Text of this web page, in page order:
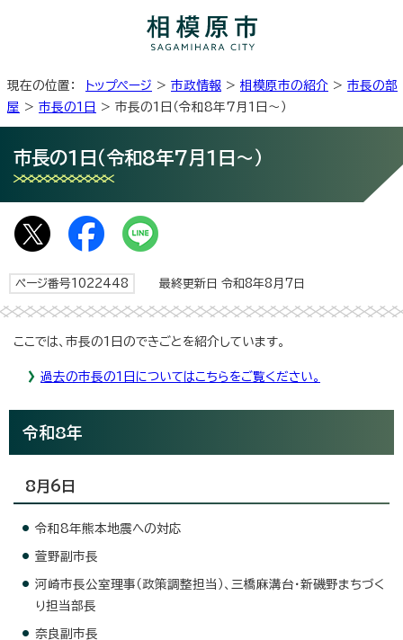
現在の位置： トップページ > 市政情報 > 相模原市の紹介 > 市長の部
屋 > 市長の1日 > 市長の1日（令和8年7月1日～）
市長の1日（令和8年7月1日～）
ページ番号1022448 最終更新日 令和8年8月7日
ここでは、市長の1日のできごとを紹介しています。
過去の市長の1日についてはこちらをご覧ください。
令和8年
8月6日
令和8年熊本地震への対応
萱野副市長
河崎市長公室理事（政策調整担当）、三橋麻溝台・新磯野まちづく
り担当部長
奈良副市長